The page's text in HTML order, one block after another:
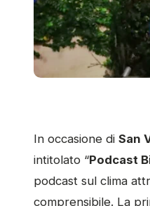
In occasione di San
intitolato “Podcast
podcast sul clima
comprensibile. La